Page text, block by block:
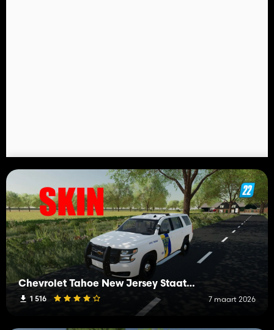
Chevrolet Tahoe New Jersey Staate Trooper
1 516 7 maart 2026